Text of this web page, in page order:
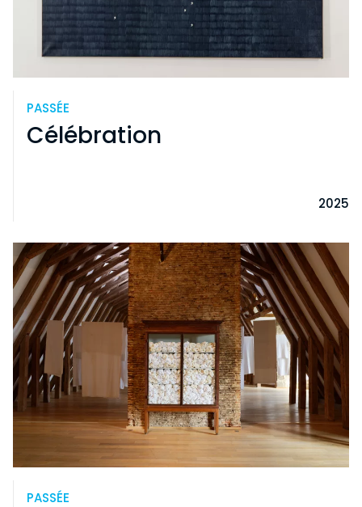
PASSÉE
Célébration
2025
PASSÉE